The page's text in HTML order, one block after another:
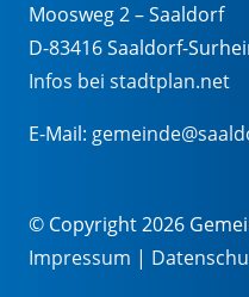
Moosweg 2 – Saaldorf
D-83416 Saaldorf-
Infos bei stadtplan.net
E-Mail:
© Copyright 2026
Impressum |